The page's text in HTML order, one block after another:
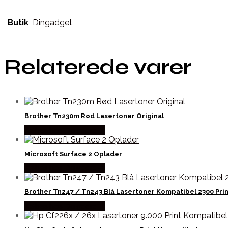
Butik Dingadget
Relaterede varer
Brother Tn230m Rød Lasertoner Original
Microsoft Surface 2 Oplader
Brother Tn247 / Tn243 Blå Lasertoner Kompatibel 2300